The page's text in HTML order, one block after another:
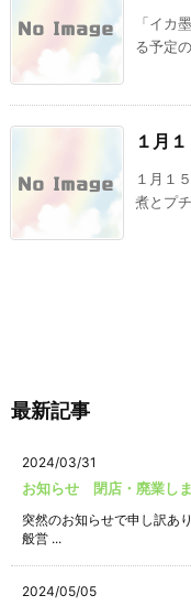
「イ
る予定
１月
１月１
煮とプ
最新記事
2024/03/31
お知らせ 閉店・廃業しま
突然のお知らせで申し訳あ
般営 ...
2024/05/05